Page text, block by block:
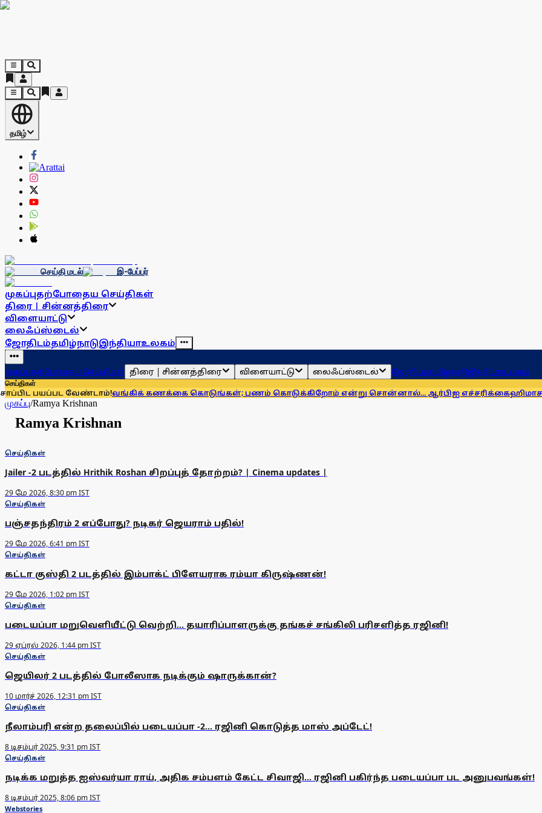
தமிழ்
செய்தி மடல் இ-பேப்பர்
முகப்புதற்போதைய செய்திகள்
திரை | சின்னத்திரை
விளையாட்டு
லைஃப்ஸ்டைல்
ஜோதிடம்தமிழ்நாடுஇந்தியாஉலகம்
முகப்புதற்போதைய செய்திகள் திரை | சின்னத்திரை விளையாட்டு லைஃப்ஸ்டைல் ஜோதிடம்தமிழ்நாடுஇந்தியாஉலகம்
செய்திகள்
பயப்பட வேண்டாம்!வங்கிக் கணக்கை கொடுங்கள்; பணம் கொடுக்கிறோம் என்று சொன்னால்... ஆர்பிஐ எச்சரிக்கைஹிமாசலில்
முகப்பு/Ramya Krishnan
Ramya Krishnan
செய்திகள்
Jailer -2 படத்தில் Hrithik Roshan சிறப்புத் தோற்றம்? | Cinema updates |
29 மே 2026, 8:30 pm IST
செய்திகள்
பஞ்சதந்திரம் 2 எப்போது? நடிகர் ஜெயராம் பதில்!
29 மே 2026, 6:41 pm IST
செய்திகள்
கட்டா குஸ்தி 2 படத்தில் இம்பாக்ட் பிளேயராக ரம்யா கிருஷ்ணன்!
29 மே 2026, 1:02 pm IST
செய்திகள்
படையப்பா மறுவெளியீட்டு வெற்றி... தயாரிப்பாளருக்கு தங்கச் சங்கிலி பரிசளித்த ரஜினி!
29 ஏப்ரல் 2026, 1:44 pm IST
செய்திகள்
ஜெயிலர் 2 படத்தில் போலீஸாக நடிக்கும் ஷாருக்கான்?
10 மார்ச் 2026, 12:31 pm IST
செய்திகள்
நீலாம்பரி என்ற தலைப்பில் படையப்பா -2... ரஜினி கொடுத்த மாஸ் அப்டேட்!
8 டிசம்பர் 2025, 9:31 pm IST
செய்திகள்
நடிக்க மறுத்த ஐஸ்வர்யா ராய், அதிக சம்பளம் கேட்ட சிவாஜி... ரஜினி பகிர்ந்த படையப்பா பட அனுபவங்கள்!
8 டிசம்பர் 2025, 8:06 pm IST
Webstories